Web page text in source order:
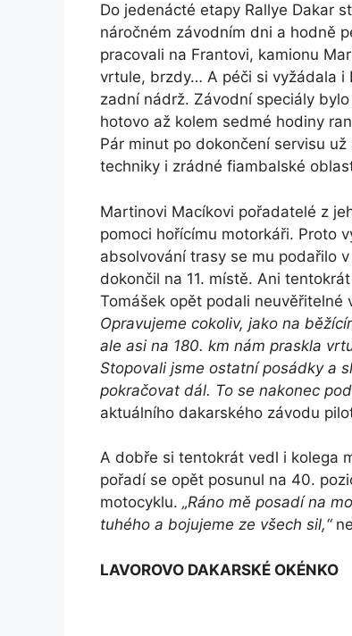
Do jedenácté etapy Rallye Dakar
náročném závodním dni a hodně
pracovali na Frantovi, kamionu
vrtule, brzdy… A péči si vyžádala i
zadní nádrž. Závodní speciály
hotovo až kolem sedmé hodiny
Pár minut po dokončení servisu
techniky i zrádné fiambalské
Martinovi Macíkovi pořadatelé z
pomoci hořícímu motorkáři. Proto
absolvování trasy se mu podařilo
dokončil na 11. místě. Ani
Tomášek opět podali neuvěřitelné
Opravujeme cokoliv, jako na
ale asi na 180. km nám praskla
Stopovali jsme ostatní posádky a
pokračovat dál. To se nakonec
aktuálního dakarského závodu
A dobře si tentokrát vedl i kolega
pořadí se opět posunul na 40.
motocyklu. „Ráno mě posadí na
tuhého a bojujeme ze všech sil,“
LAVOROVO DAKARSKÉ OKÉNKO